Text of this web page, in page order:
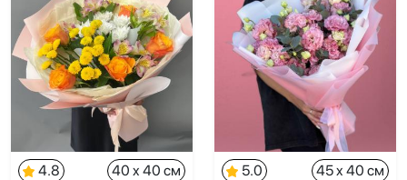
4.8
40 x 40 см
5.0
45 x 40 см